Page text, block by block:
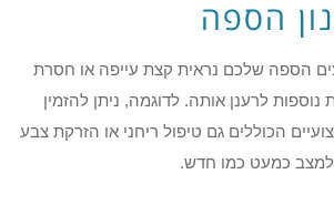
הספה
הספה שלכם נראית קצת עייפה או חסרת
נוספות לרענן אותה. לדוגמה, ניתן להזמין
הכוללים גם טיפול ריחני או הזרקת צבע
כמעט כמו חדש.